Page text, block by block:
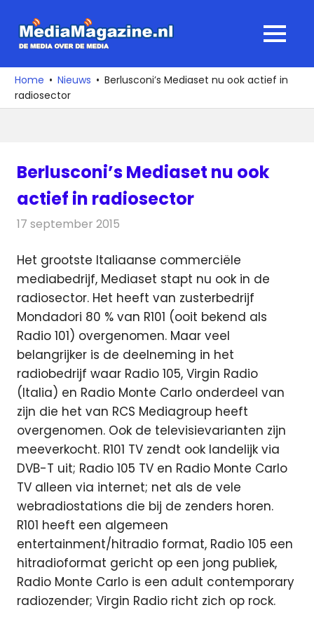
naar
media
over
de
MENU
Home Nieuws
Berlusconi’s Mediaset nu ook actief in
radiosector
Berlusconi’s Mediaset nu ook
actief in radiosector
17 september 2015
Het grootste Italiaanse commerciële
mediabedrijf, Mediaset stapt nu ook in de
radiosector. Het heeft van zusterbedrijf
Mondadori 80 % van R101 (ooit bekend als
Radio 101) overgenomen. Maar veel
belangrijker is de deelneming in het
radiobedrijf waar Radio 105, Virgin Radio
(Italia) en Radio Monte Carlo onderdeel van
zijn die het van RCS Mediagroup heeft
overgenomen. Ook de televisievarianten zijn
meeverkocht. R101 TV zendt ook landelijk via
DVB-T uit; Radio 105 TV en Radio Monte Carlo
TV alleen via internet; net als de vele
webradiostations die bij de zenders horen.
R101 heeft een algemeen
entertainment/hitradio format, Radio 105 een
hitradioformat gericht op een jong publiek,
Radio Monte Carlo is een adult contemporary
radiozender; Virgin Radio richt zich op rock.